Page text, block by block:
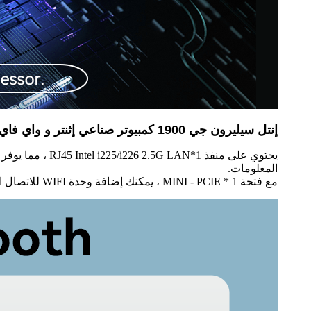
إنتل سيليرون جي 1900 كمبيوتر صناعي إثنتر و واي فاي
المعلومات.
مع فتحة 1 * MINI - PCIE ، يمكنك إضافة وحدة WIFI للاتصال اللاسلكي أو وحدات 3G / 4G للاتصال المحمول.